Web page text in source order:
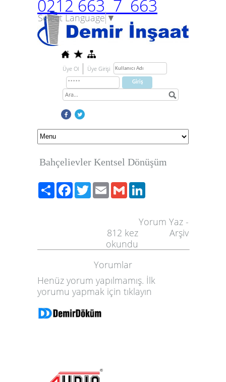
0212 663 7 663
Select Language▼
Üye Ol Üye Girişi
Bahçelievler Kentsel Dönüşüm
PaylaşFacebook
TwitterEmailGmail
Yorum Yaz -
Arşiv
812 kez
okundu
Yorumlar
Henüz yorum yapılmamış. İlk
yorumu yapmak için tıklayın